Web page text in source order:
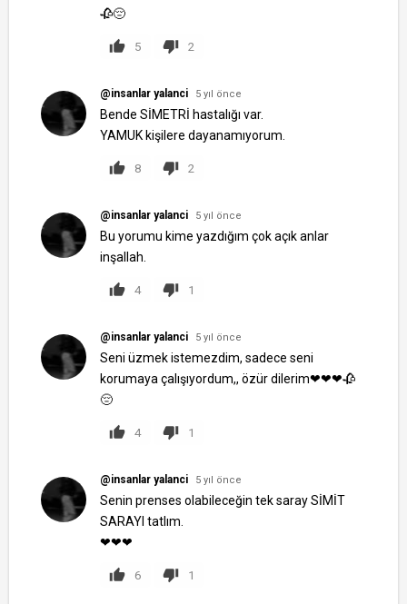
🥀😔
5 2
@insanlar yalanci 5 yıl önce
Bende SİMETRİ hastalığı var.
YAMUK kişilere dayanamıyorum.
8 2
@insanlar yalanci 5 yıl önce
Bu yorumu kime yazdığım çok açık anlar
inşallah.
4 1
@insanlar yalanci 5 yıl önce
Seni üzmek istemezdim, sadece seni
korumaya çalışıyordum,, özür dilerim❤❤❤🥀
😔
4 1
@insanlar yalanci 5 yıl önce
Senin prenses olabileceğin tek saray SİMİT
SARAYI tatlım.
❤❤❤
6 1